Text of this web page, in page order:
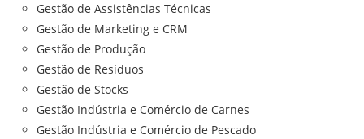
Gestão de Assistências Técnicas
Gestão de Marketing e CRM
Gestão de Produção
Gestão de Resíduos
Gestão de Stocks
Gestão Indústria e Comércio de Carnes
Gestão Indústria e Comércio de Pescado